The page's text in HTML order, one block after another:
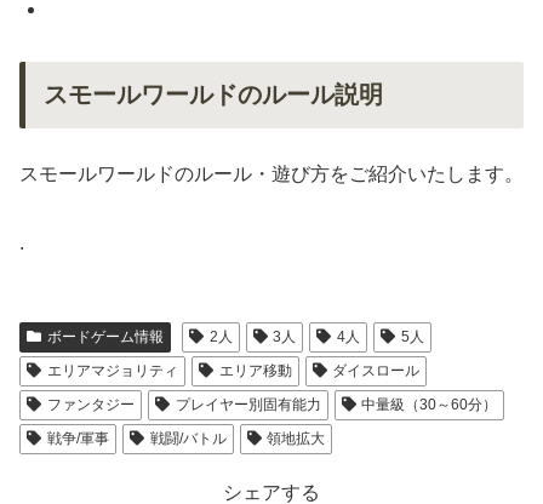
スモールワールドのルール説明
スモールワールドのルール・遊び方をご紹介いたします。
.
ボードゲーム情報 2人 3人 4人
5人
エリアマジョリティ
エリア移動
ダイスロール
ファンタジー
プレイヤー別固有能力
中量級（30～60分）
戦争/軍事
戦闘/バトル 領地拡大
シェアする